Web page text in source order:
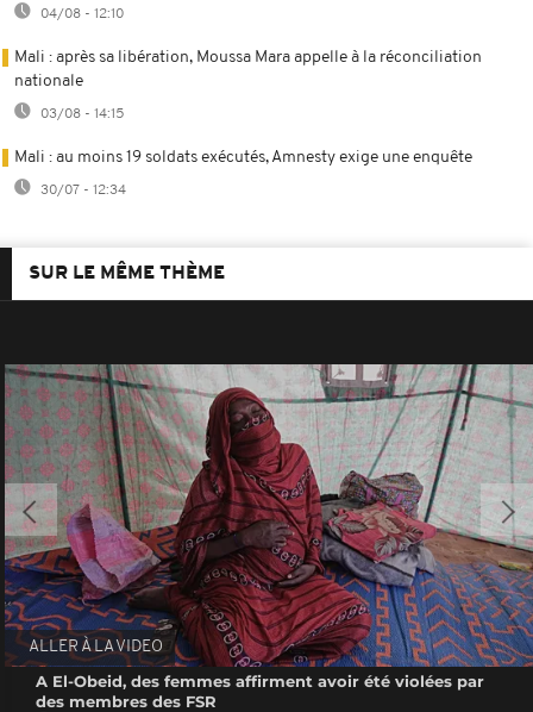
04/08 - 12:10
Mali : après sa libération, Moussa Mara appelle à la réconciliation
nationale
03/08 - 14:15
Mali : au moins 19 soldats exécutés, Amnesty exige une enquête
30/07 - 12:34
SUR LE MÊME THÈME
ALLER À LA VIDEO
A El-Obeid, des femmes affirment avoir été violées par
des membres des FSR